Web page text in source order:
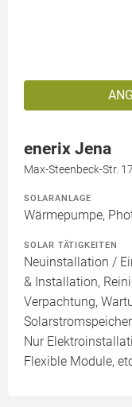
enerix Jena
Max-Steenbeck-Str.
SOLARANLAGE
Wärmepumpe,
SOLAR TÄTIGKEITEN
Neuinstallation /
& Installation,
Verpachtung,
Nur
Flexible Module,